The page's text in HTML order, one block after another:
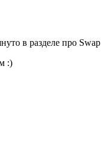
в разделе про Swap
:)